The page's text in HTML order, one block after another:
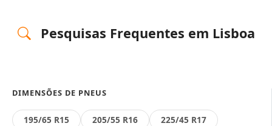
Pesquisas Frequentes em Lisboa
DIMENSÕES DE PNEUS
195/65 R15 205/55 R16 225/45 R17